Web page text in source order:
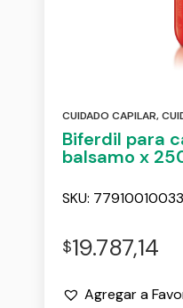
CUIDADO CAPILAR,
Biferdil para
balsamo x
SKU:
$19.787,14
Agregar a